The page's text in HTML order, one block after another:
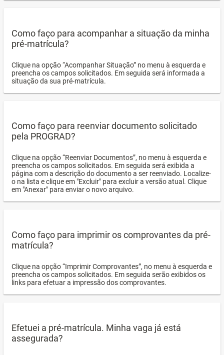
Como faço para acompanhar a situação da minha
pré-matrícula?
Clique na opção “Acompanhar Situação” no menu à esquerda e
preencha os campos solicitados. Em seguida será informada a
situação da sua pré-matrícula.
Como faço para reenviar documento solicitado
pela PROGRAD?
Clique na opção “Reenviar Documentos”, no menu à esquerda e
preencha os campos solicitados. Em seguida será exibida a
página com a descrição do documento a ser reenviado. Localize-
o na lista e clique em "Excluir" para excluir a versão atual. Clique
em "Anexar" para enviar o novo arquivo.
Como faço para imprimir os comprovantes da pré-
matrícula?
Clique na opção “Imprimir Comprovantes”, no menu à esquerda e
preencha os campos solicitados. Em seguida serão exibidos os
links para efetuar a impressão dos comprovantes.
Efetuei a pré-matrícula. Minha vaga já está
assegurada?